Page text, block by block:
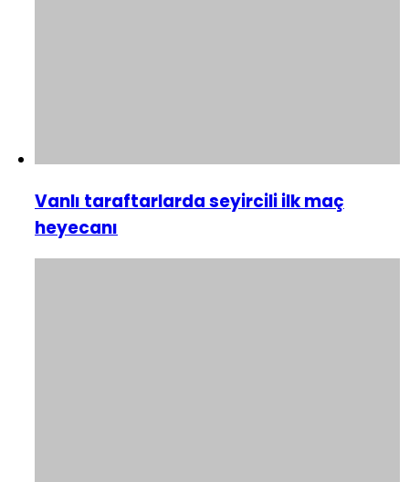
Vanlı taraftarlarda seyircili ilk maç
heyecanı